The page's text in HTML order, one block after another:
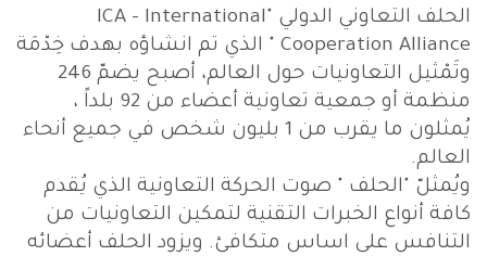
الحلف التعاوني الدولي "ICA - International
Cooperation Alliance " الذي تم انشاؤه بهدف خِدْمَة
وتَمْثيل التعاونيات حول العالم، أصبح يضمّ 246
منظمة أو جمعية تعاونية أعضاء من 92 بلداً ،
يُمثلون ما يقرب من 1 بليون شخص في جميع أنحاء
العالم.
ويُمثلّ "الحلف " صوت الحركة التعاونية الذي يُقدم
كافة أنواع الخبرات التقنية لتمكين التعاونيات من
التنافس على اساس متكافئ. ويزود الحلف أعضائه